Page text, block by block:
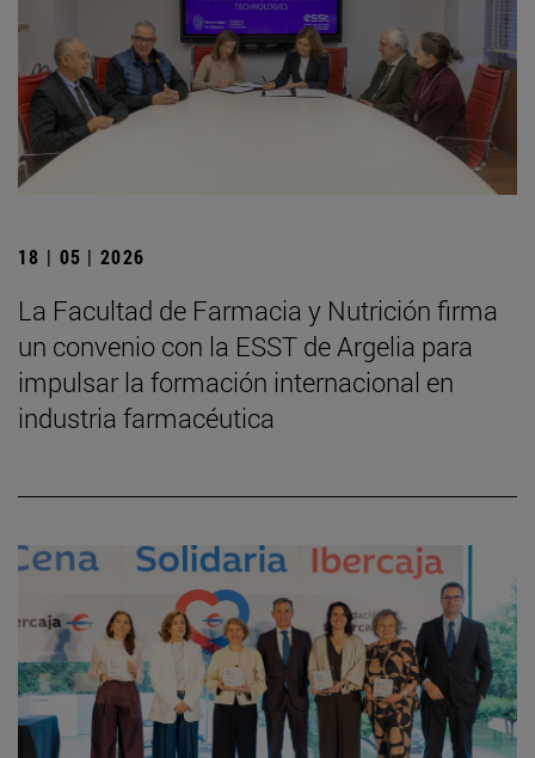
18 | 05 | 2026
La Facultad de Farmacia y Nutrición firma
un convenio con la ESST de Argelia para
impulsar la formación internacional en
industria farmacéutica